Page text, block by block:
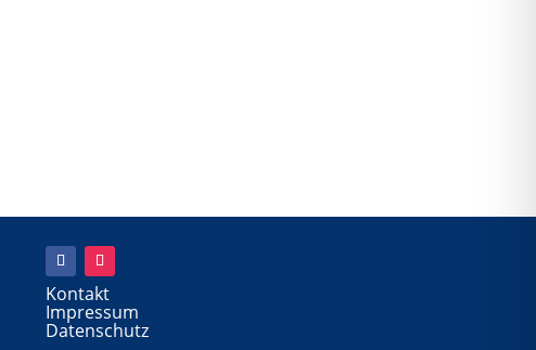
Kontakt
Impressum
Datenschutz